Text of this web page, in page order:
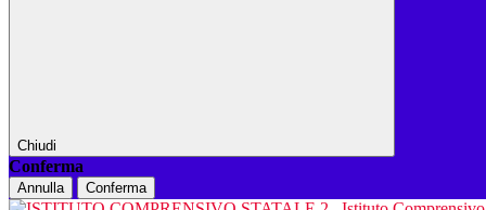
Chiudi
Conferma
Annulla Conferma